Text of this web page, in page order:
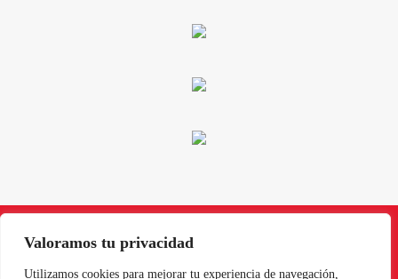
Valoramos tu privacidad
Utilizamos cookies para mejorar tu experiencia de navegación,
InstagramFacebook
X